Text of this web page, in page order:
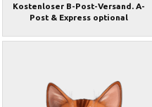
Kostenloser B-Post-Versand. A-
Post & Express optional